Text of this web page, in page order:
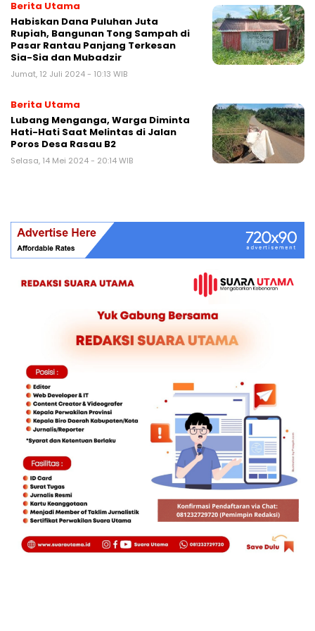
Berita Utama
Habiskan Dana Puluhan Juta
Rupiah, Bangunan Tong Sampah di
Pasar Rantau Panjang Terkesan
Sia-Sia dan Mubadzir
Jumat, 12 Juli 2024 - 10:13 WIB
Berita Utama
Lubang Menganga, Warga Diminta
Hati-Hati Saat Melintas di Jalan
Poros Desa Rasau B2
Selasa, 14 Mei 2024 - 20:14 WIB